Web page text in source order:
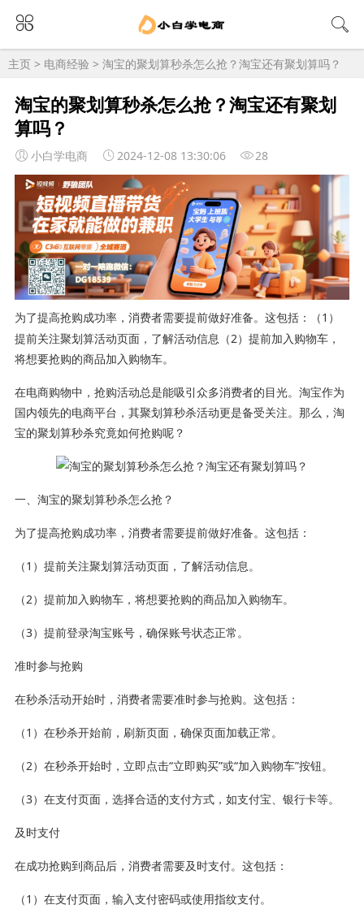
主页 > 电商经验 > 淘宝的聚划算秒杀怎么抢？淘宝还有聚划算吗？
淘宝的聚划算秒杀怎么抢？淘宝还有聚划
算吗？
小白学电商 2024-12-08 13:30:06 28
为了提高抢购成功率，消费者需要提前做好准备。这包括：（1）
提前关注聚划算活动页面，了解活动信息（2）提前加入购物车，
将想要抢购的商品加入购物车。
在电商购物中，抢购活动总是能吸引众多消费者的目光。淘宝作为
国内领先的电商平台，其聚划算秒杀活动更是备受关注。那么，淘
宝的聚划算秒杀究竟如何抢购呢？
一、淘宝的聚划算秒杀怎么抢？
为了提高抢购成功率，消费者需要提前做好准备。这包括：
（1）提前关注聚划算活动页面，了解活动信息。
（2）提前加入购物车，将想要抢购的商品加入购物车。
（3）提前登录淘宝账号，确保账号状态正常。
准时参与抢购
在秒杀活动开始时，消费者需要准时参与抢购。这包括：
（1）在秒杀开始前，刷新页面，确保页面加载正常。
（2）在秒杀开始时，立即点击“立即购买”或“加入购物车”按钮。
（3）在支付页面，选择合适的支付方式，如支付宝、银行卡等。
及时支付
在成功抢购到商品后，消费者需要及时支付。这包括：
（1）在支付页面，输入支付密码或使用指纹支付。